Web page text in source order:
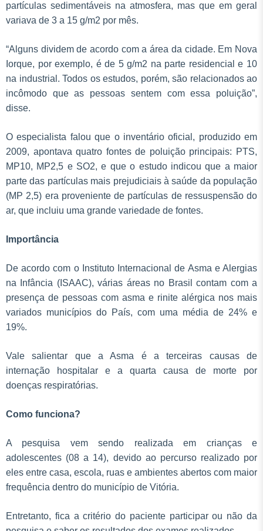
partículas sedimentáveis na atmosfera, mas que em geral
variava de 3 a 15 g/m2 por mês.
“Alguns dividem de acordo com a área da cidade. Em Nova
Iorque, por exemplo, é de 5 g/m2 na parte residencial e 10
na industrial. Todos os estudos, porém, são relacionados ao
incômodo que as pessoas sentem com essa poluição”,
disse.
O especialista falou que o inventário oficial, produzido em
2009, apontava quatro fontes de poluição principais: PTS,
MP10, MP2,5 e SO2, e que o estudo indicou que a maior
parte das partículas mais prejudiciais à saúde da população
(MP 2,5) era proveniente de partículas de ressuspensão do
ar, que incluiu uma grande variedade de fontes.
Importância
De acordo com o Instituto Internacional de Asma e Alergias
na Infância (ISAAC), várias áreas no Brasil contam com a
presença de pessoas com asma e rinite alérgica nos mais
variados municípios do País, com uma média de 24% e
19%.
Vale salientar que a Asma é a terceiras causas de
internação hospitalar e a quarta causa de morte por
doenças respiratórias.
Como funciona?
A pesquisa vem sendo realizada em crianças e
adolescentes (08 a 14), devido ao percurso realizado por
eles entre casa, escola, ruas e ambientes abertos com maior
frequência dentro do município de Vitória.
Entretanto, fica a critério do paciente participar ou não da